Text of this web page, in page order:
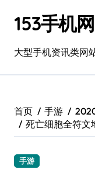
153手机网
大型手机资讯类网
首页 手游
死亡细胞全符文
手游